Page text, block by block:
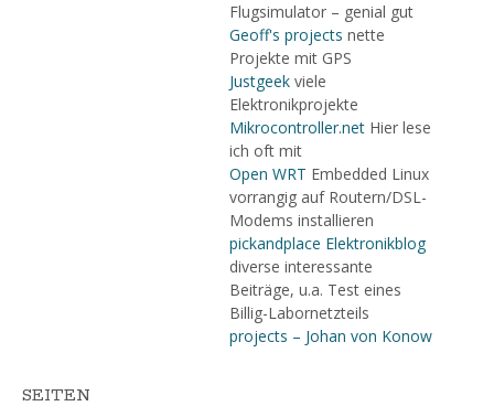
Flugsimulator – genial gut
Geoff's projects nette
Projekte mit GPS
Justgeekviele
Elektronikprojekte
Mikrocontroller.netHier lese
ich oft mit
Open WRT Embedded Linux
vorrangig auf Routern/DSL-
Modems installieren
pickandplace Elektronikblog
diverse interessante
Beiträge, u.a. Test eines
Billig-Labornetzteils
projects – Johan von Konow
SEITEN